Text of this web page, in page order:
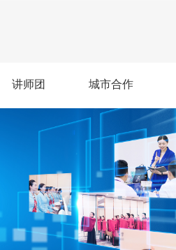
讲师团 城市合作